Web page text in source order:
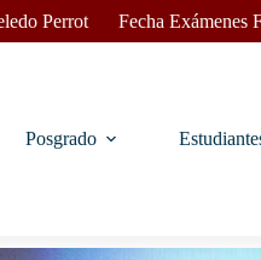
Perrot Fecha Exámenes
Posgrado